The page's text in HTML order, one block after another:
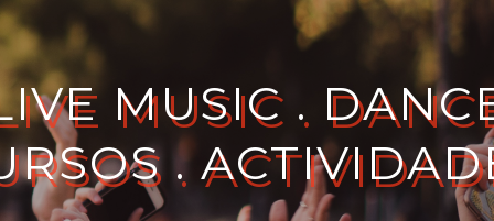
MUSIC .
.